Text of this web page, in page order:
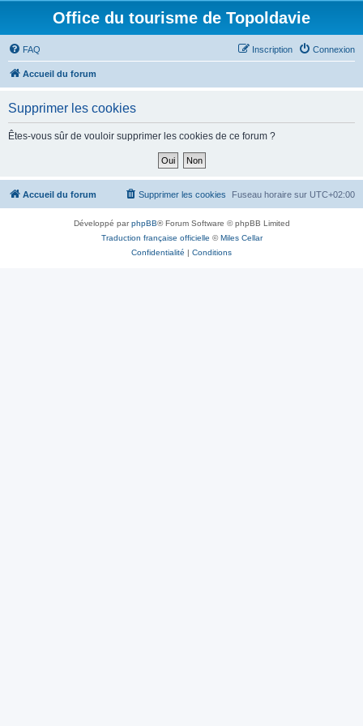
Office du tourisme de Topoldavie
FAQ Connexion
Inscription
Accueil du forum
Supprimer les cookies
Êtes-vous sûr de vouloir supprimer les cookies de ce forum ?
Accueil du forum Fuseau horaire sur UTC+02:00
Supprimer les cookies
Développé parphpBB® Forum Software © phpBB Limited
Traduction française officielle ©Miles Cellar
Confidentialité | Conditions